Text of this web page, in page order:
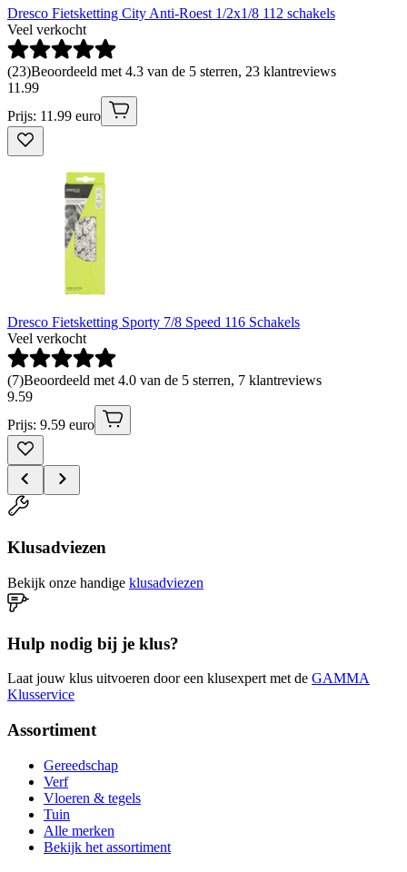
Dresco Fietsketting City Anti-Roest 1/2x1/8 112 schakels
Veel verkocht
(23)Beoordeeld met 4.3 van de 5 sterren, 23 klantreviews
11.99
Prijs: 11.99 euro
Dresco Fietsketting Sporty 7/8 Speed 116 Schakels
Veel verkocht
(7)Beoordeeld met 4.0 van de 5 sterren, 7 klantreviews
9.59
Prijs: 9.59 euro
Klusadviezen
Bekijk onze handige klusadviezen
Hulp nodig bij je klus?
Laat jouw klus uitvoeren door een klusexpert met de GAMMA
Klusservice
Assortiment
Gereedschap
Verf
Vloeren & tegels
Tuin
Alle merken
Bekijk het assortiment